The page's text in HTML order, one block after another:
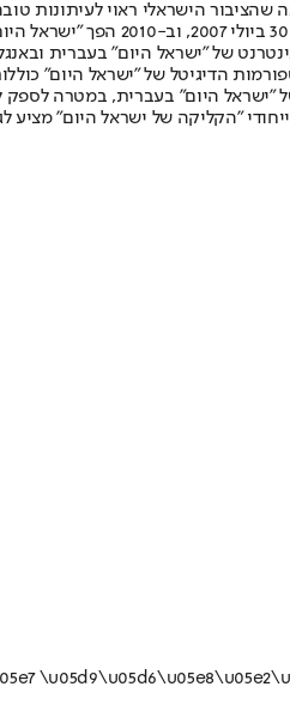
הישראלי ראוי לעיתונות
תשלום. המהדורה
הדיגיטל של "ישראל היום"
של "ישראל היום" בעברית, במטרה
"הקליקה של ישראל היום"